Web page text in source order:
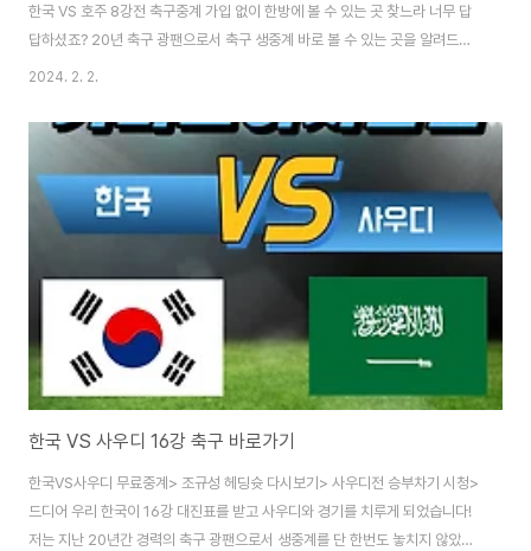
한국 VS 호주 8강전 축구중계 가입 없이 한방에 볼 수 있는 곳 찾느라 너무 답
답하셨죠? 20년 축구 광팬으로서 축구 생중계 바로 볼 수 있는 곳을 알려드리
겠습니다. 여기저기 헤매면서 시간낭비 하지 마시고 빠르게 접속하셔서 8강전
않으면 없어질 수 도 있습니다. 경기가 끝나기 전에 어서 서둘러 시청하시길 바
2024. 2. 2.
한국 VS 사우디 16강 축구 바로가기
한국VS사우디 무료중계> 조규성 헤딩슛 다시보기> 사우디전 승부차기 시청>
드디어 우리 한국이 16강 대진표를 받고 사우디와 경기를 치루게 되었습니다!
저는 지난 20년간 경력의 축구 광팬으로서 생중계를 단 한번도 놓치지 않았는